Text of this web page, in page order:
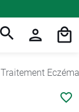
Traitement Eczéma